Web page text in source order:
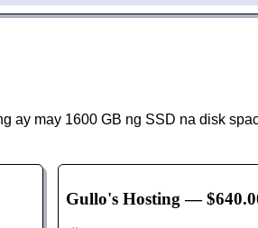
ay may 1600 GB ng SSD na disk
Gullo's Hosting—